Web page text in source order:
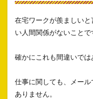
在宅ワークが羨ましい
い人間関係がないことで
確かにこれも間違いでは
仕事に関しても、メー
ありません。